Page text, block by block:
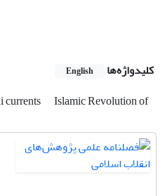
کلیدواژه‌ها English
Islamic Revolution of